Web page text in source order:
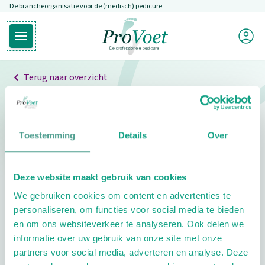
Toestemming Details Over
Deze website maakt gebruik van cookies
We gebruiken cookies om content en advertenties te
personaliseren, om functies voor social media te bieden
en om ons websiteverkeer te analyseren. Ook delen we
informatie over uw gebruik van onze site met onze
partners voor social media, adverteren en analyse. Deze
Overslaan en naar de inhoud gaan
De brancheorganisatie voor de (medisch) pedicure
Open hoofdmenu
Ga naar de homepagina
Mijn
Terug naar overzicht
Professionals
Pedicure niet gevonden
pedicure.